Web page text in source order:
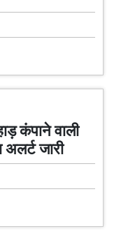
कंपाने वाली
जारी